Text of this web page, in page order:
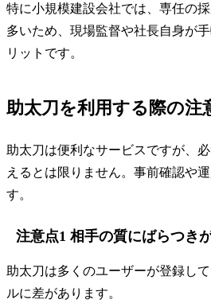
特に小規模建設会社では、専任の
多いため、現場監督や社長自身が
リットです。
助太刀を利用する際の注
助太刀は便利なサービスですが、
えるとは限りません。事前確認や
す。
注意点1 相手の質にばらつき
助太刀は多くのユーザーが登録し
ルに差があります。